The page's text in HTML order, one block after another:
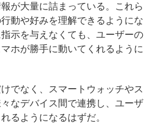
が大量に詰まっている。これら
動や好みを理解できるようにな
示を与えなくても、ユーザーの
ホが勝手に動いてくれるように
でなく、スマートウォッチやス
なデバイス間で連携し、ユーザ
るようになるはずだ。